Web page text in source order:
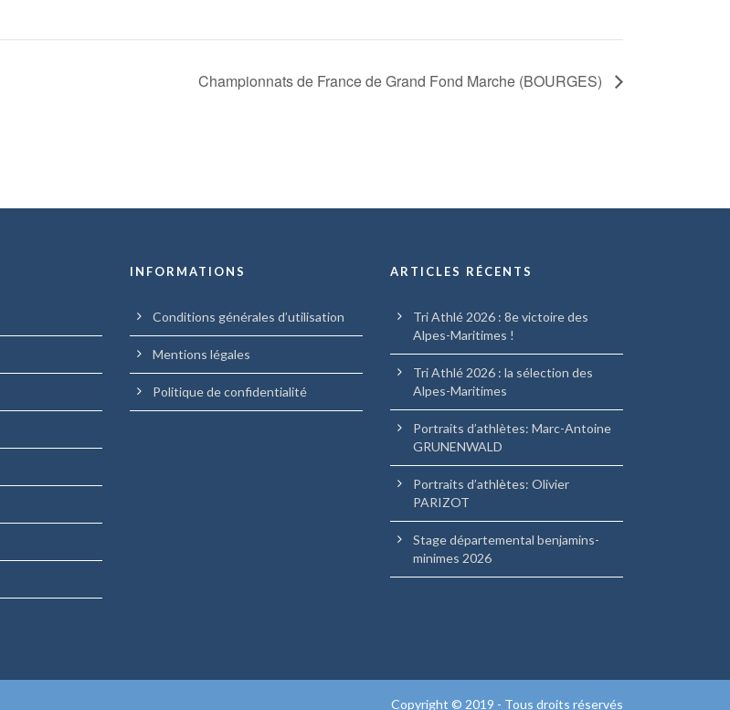
Championnats de France de Grand Fond Marche (BOURGES)
INFORMATIONS
Conditions générales d’utilisation
Mentions légales
Politique de confidentialité
ARTICLES RÉCENTS
Tri Athlé 2026 : 8e victoire des
Alpes-Maritimes !
Tri Athlé 2026 : la sélection des
Alpes-Maritimes
Portraits d’athlètes: Marc-Antoine
GRUNENWALD
Portraits d’athlètes: Olivier
PARIZOT
Stage départemental benjamins-
minimes 2026
Copyright © 2019 - Tous droits réservés